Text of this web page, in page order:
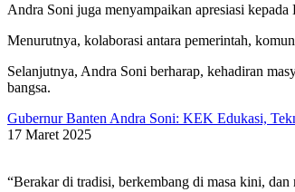
Andra Soni juga menyampaikan apresiasi
Menurutnya, kolaborasi antara pemerintah,
Selanjutnya, Andra Soni berharap, kehadiran
bangsa.
Gubernur Banten Andra Soni: KEK Edukasi,
17 Maret 2025
“Berakar di tradisi, berkembang di masa kini,